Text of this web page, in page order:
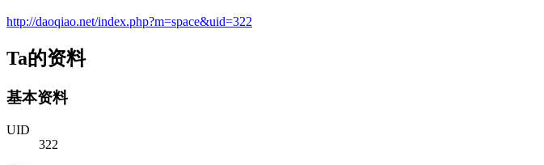
http://daoqiao.net/index.php?m=space&uid=322
Ta的资料
基本资料
UID
322